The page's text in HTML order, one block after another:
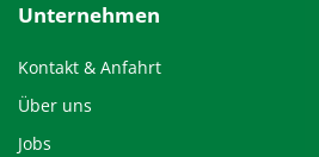
Unternehmen
Kontakt & Anfahrt
Über uns
Jobs